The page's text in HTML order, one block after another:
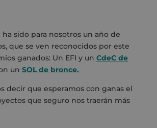
ha sido para nosotros un año de
que se ven reconocidos por este
ganados: Un EFI y un CdeC de
un SOL de bronce.
decir que esperamos con ganas el
que seguro nos traerán más